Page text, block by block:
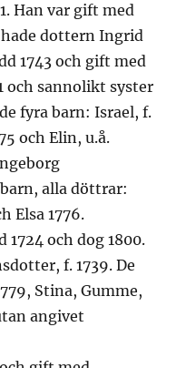
Han var gift med
dottern Ingrid
1743 och gift med
och sannolikt syster
fyra barn: Israel, f.
och Elin, u.å.
alla döttrar:
Elsa 1776.
1724 och dog 1800.
f. 1739. De
Stina, Gumme,
angivet